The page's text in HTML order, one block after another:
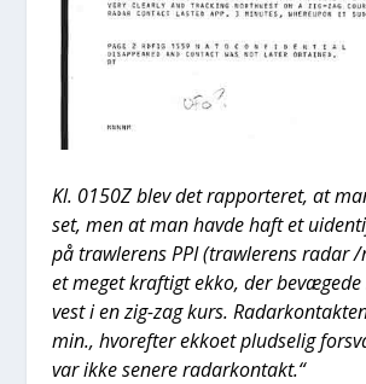
Kl. 0150Z blev det rap­por­te­ret, at
set, men at man hav­de haft et
på traw­le­rens PPI (traw­le­rens radar
et meget kraf­tigt ekko, der
vest i en zig-zag kurs.
min., hvor­ef­ter ekko­et plud­se­lig
var ikke sene­re radar­kon­takt.“